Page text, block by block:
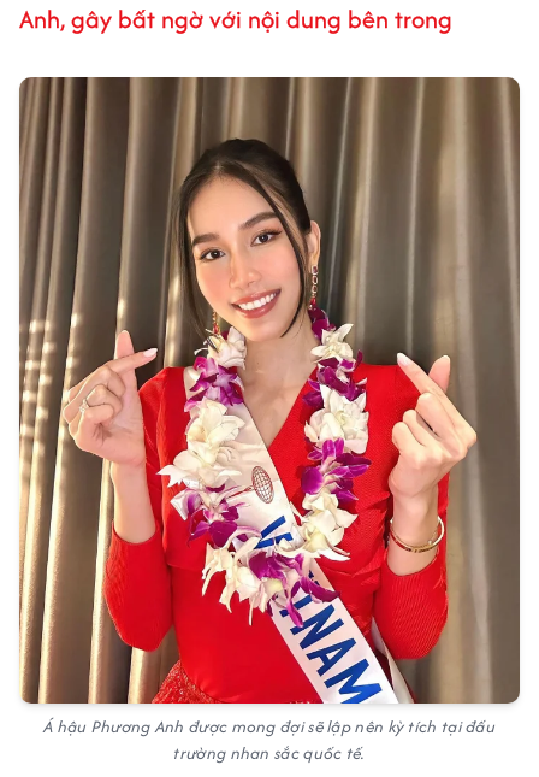
Anh, gây bất ngờ với nội dung bên trong
Á hậu Phương Anh được mong đợi sẽ lập nên kỳ tích tại đấu
trường nhan sắc quốc tế.